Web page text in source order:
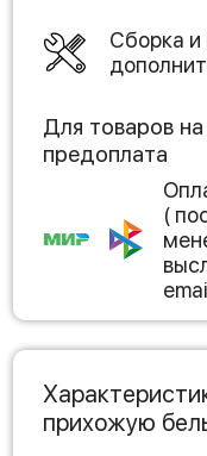
Сборка
Для товаров
предоплата
(
прихожую